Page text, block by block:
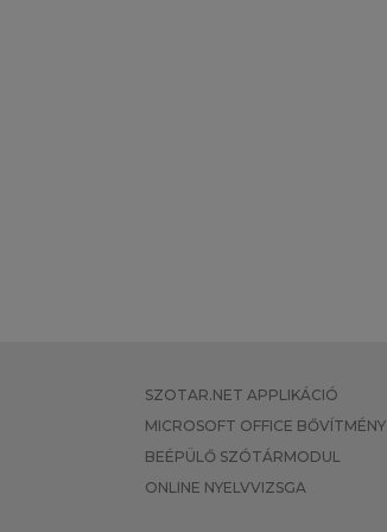
SZOTAR.NET APPLIKÁCIÓ
MICROSOFT OFFICE BŐVÍTMÉNY
BEÉPÜLŐ SZÓTÁRMODUL
ONLINE NYELVVIZSGA